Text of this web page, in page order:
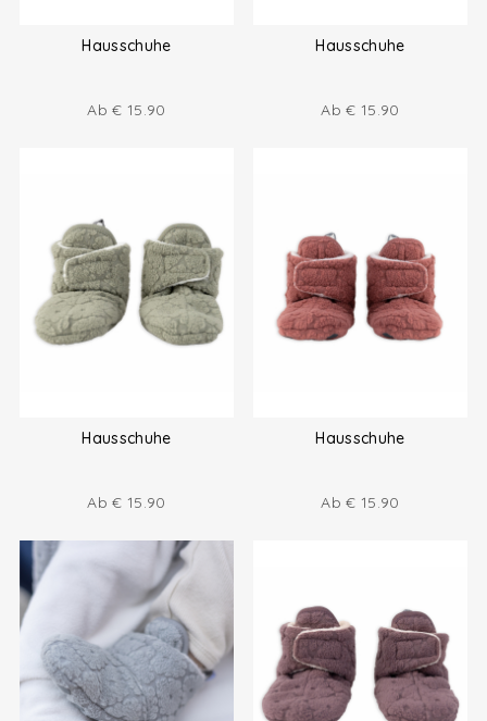
Hausschuhe
Ab€ 15.90
Hausschuhe
Ab€ 15.90
Hausschuhe
Ab€ 15.90
Hausschuhe
Ab€ 15.90